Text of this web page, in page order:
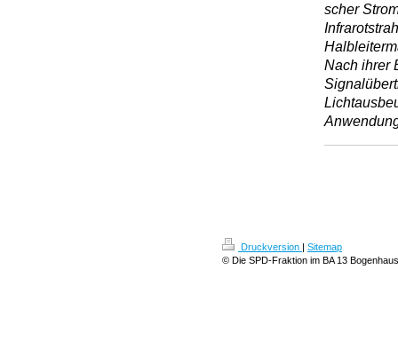
scher
Nach ihrer
Druckversion | Sitemap
© Die SPD-Fraktion im BA 13